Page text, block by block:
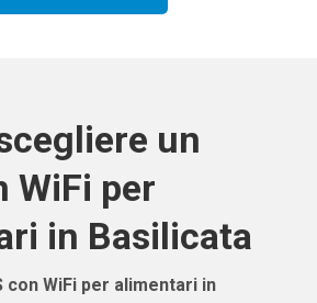
un
WiFi per
in Basilicata
con WiFi per alimentari in